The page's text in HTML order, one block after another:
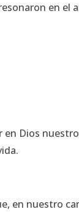
en el
Dios
en nuestro